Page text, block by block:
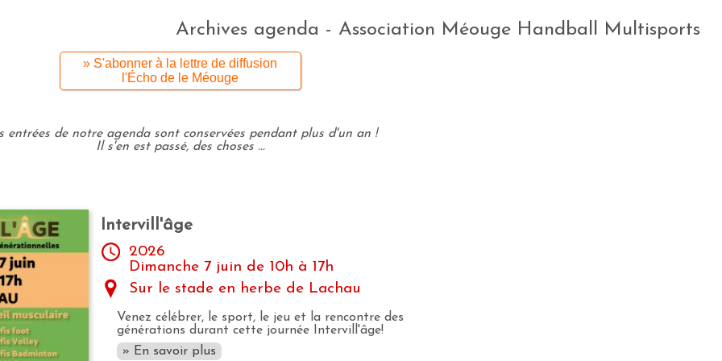
Archives agenda - Association Méouge Handball Multisports
» S'abonner à la lettre de diffusion
l'Écho de le Méouge
entrées de notre agenda sont conservées pendant plus d'un an !
Il s'en est passé, des choses ...
Intervill'âge
2026
Dimanche 7 juin de 10h à 17h
Sur le stade en herbe de Lachau
Venez célébrer, le sport, le jeu et la rencontre des
générations durant cette journée Intervill'âge!
» En savoir plus